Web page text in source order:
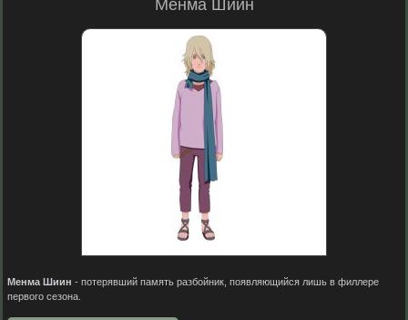
Менма Шиин
Менма Шиин - потерявший память разбойник, появляющийся лишь в филлере
первого сезона.